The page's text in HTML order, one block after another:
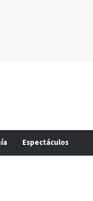
Espectáculos